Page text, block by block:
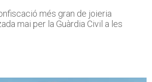
més gran de joieria
mai per la Guàrdia Civil a les